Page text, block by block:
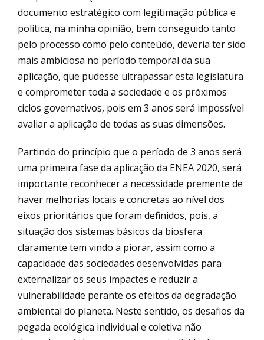
documento estratégico com legitimação pública e
política, na minha opinião, bem conseguido tanto
pelo processo como pelo conteúdo, deveria ter sido
mais ambiciosa no período temporal da sua
aplicação, que pudesse ultrapassar esta legislatura
e comprometer toda a sociedade e os próximos
ciclos governativos, pois em 3 anos será impossível
avaliar a aplicação de todas as suas dimensões.
Partindo do princípio que o período de 3 anos será
uma primeira fase da aplicação da ENEA 2020, será
importante reconhecer a necessidade premente de
haver melhorias locais e concretas ao nível dos
eixos prioritários que foram definidos, pois, a
situação dos sistemas básicos da biosfera
claramente tem vindo a piorar, assim como a
capacidade das sociedades desenvolvidas para
externalizar os seus impactes e reduzir a
vulnerabilidade perante os efeitos da degradação
ambiental do planeta. Neste sentido, os desafios da
pegada ecológica individual e coletiva não